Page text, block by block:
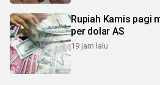
Rupiah Kamis pagi
per dolar AS
19 jam lalu